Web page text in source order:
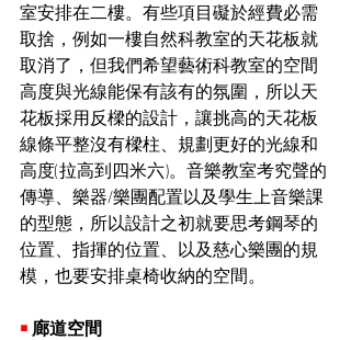
室安排在二樓。有些項目礙於經費必需
取捨，例如一樓自然科教室的天花板就
取消了，但我們希望藝術科教室的空間
高度與光線能保有該有的氛圍，所以天
花板採用反樑的設計，讓挑高的天花板
線條平整沒有樑柱、規劃更好的光線和
高度(拉高到四米六)。音樂教室考究聲的
傳導、樂器/樂團配置以及學生上音樂課
的型態，所以設計之初就要思考鋼琴的
位置、指揮的位置、以及慈心樂團的規
模，也要安排桌椅收納的空間。
￭ 廊道空間